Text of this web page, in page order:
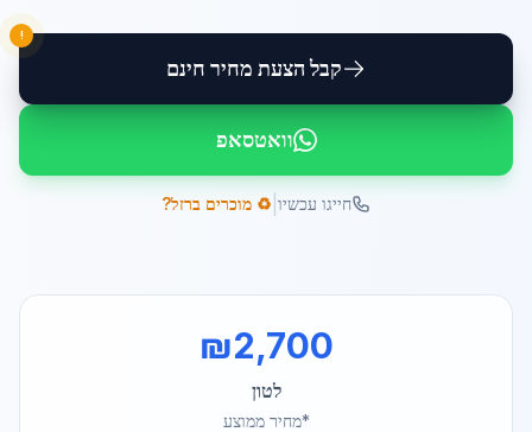
קבל הצעת מחיר חינם
!
וואטסאפ
חייגו עכשיו ♻️ מוכרים ברזל?
₪2,700
לטון
*מחיר ממוצע